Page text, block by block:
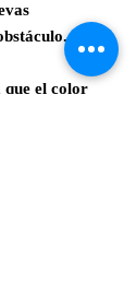
que el color